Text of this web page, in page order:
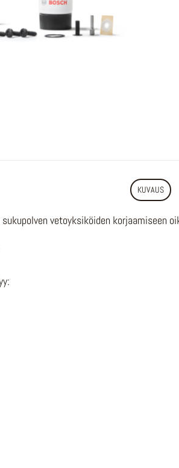
KUVAUS
vetoyksiköiden korjaamiseen